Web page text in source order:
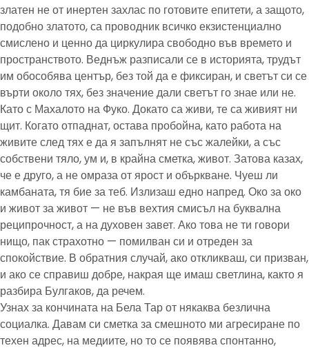
златен не от инертен захлас по готовите епитети, а защото,
подобно златото, са проводник всичко екзистенциално
смислено и ценно да циркулира свободно във времето и
пространството. Веднъж разписали се в историята, трудът
им обособява център, без той да е фиксиран, и светът си се
върти около тях, без значение дали светът го знае или не.
Като с Махалото на Фуко. Докато са живи, те са живият ни
щит. Когато отпаднат, остава пробойна, като работа на
живите след тях е да я запълнят не със жалейки, а със
собствени тяло, ум и, в крайна сметка, живот. Затова казах,
че е друго, а не омраза от ярост и объркване. Чуеш ли
камбаната, тя бие за теб. Излизаш едно напред. Око за око
и живот за живот — не във вехтия смисъл на буквална
реципрочност, а на духовен завет. Ако това не ти говори
нищо, пак страхотно — помилван си и отреден за
спокойствие. В обратния случай, ако откликваш, си призван,
и ако се справиш добре, накрая ще имаш светлина, както я
разбира Булгаков, да речем.
Узнах за кончината на Бела Тар от някаква безлична
социалка. Давам си сметка за смешното ми агресиране по
техен адрес, на медиите, но то се появява спонтанно,